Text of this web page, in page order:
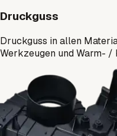
Druckguss
Druckguss in allen
Werkzeugen und Warm-